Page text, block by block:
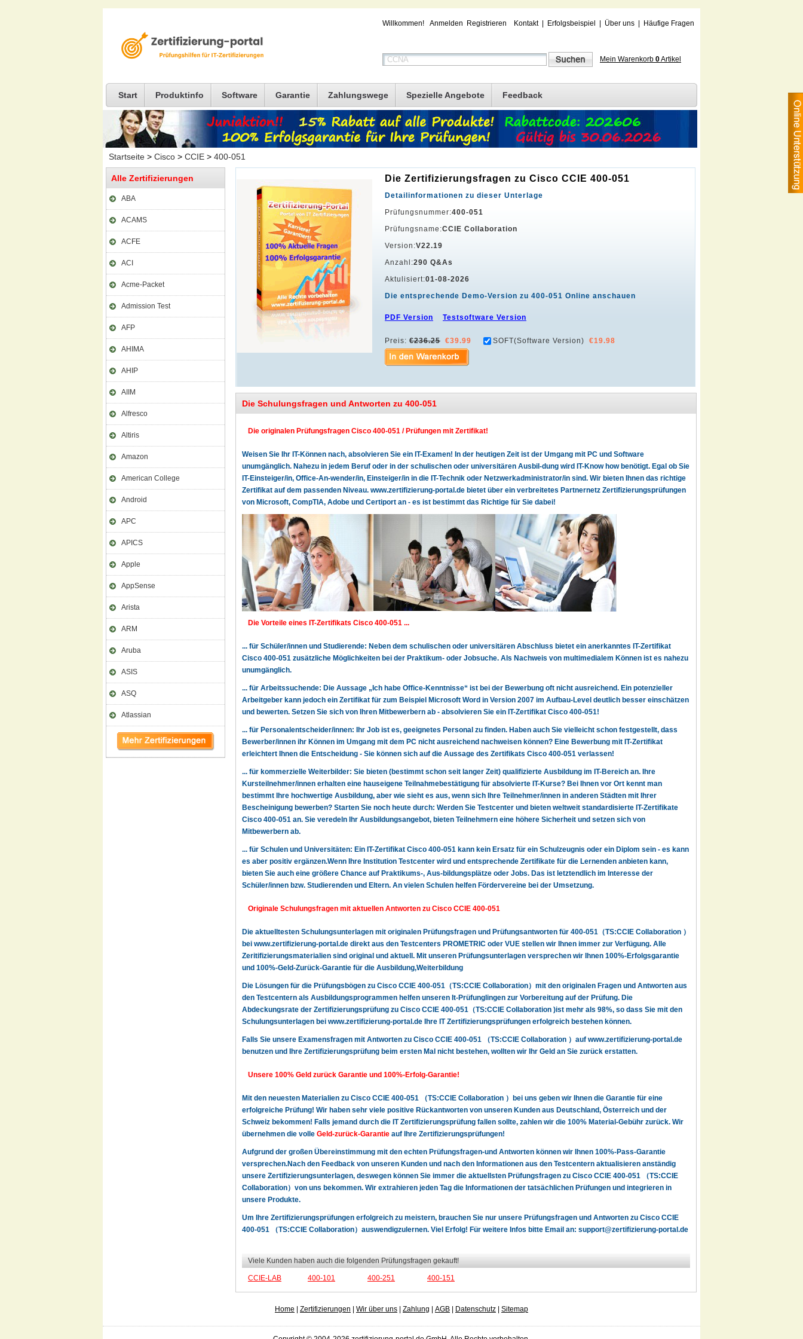
Willkommen! Anmelden Registrieren Kontakt| Erfolgsbeispiel Über uns Häufige Fragen
Mein Warenkorb 0Artikel
Start Produktinfo Software Garantie Zahlungswege Spezielle Angebote Feedback
Startseite > Cisco > CCIE > 400-051
Alle Zertifizierungen
ABA
ACAMS
ACFE
ACI
Acme-Packet
Admission Test
AFP
AHIMA
AHIP
AIIM
Alfresco
Altiris
Amazon
American College
Android
APC
APICS
Apple
AppSense
Arista
ARM
Aruba
ASIS
ASQ
Atlassian
Die Zertifizierungsfragen zu Cisco CCIE 400-051
Detailinformationen zu dieser Unterlage
Prüfungsnummer:400-051
Prüfungsname:CCIE Collaboration
Version:V22.19
Anzahl:290 Q&As
Aktulisiert:01-08-2026
Die entsprechende Demo-Version zu 400-051 Online anschauen
PDF Version Testsoftware Version
Preis: €236.25 €39.99 SOFT(Software Version) €19.98
Die Schulungsfragen und Antworten zu 400-051
Die originalen Prüfungsfragen Cisco 400-051 / Prüfungen mit Zertifikat!
Weisen Sie Ihr IT-Können nach, absolvieren Sie ein IT-Examen! In der heutigen Zeit ist der Umgang mit PC und Software
unumgänglich. Nahezu in jedem Beruf oder in der schulischen oder universitären Ausbil-dung wird IT-Know how benötigt. Egal ob Sie
IT-Einsteiger/in, Office-An-wender/in, Einsteiger/in in die IT-Technik oder Netzwerkadministrator/in sind. Wir bieten Ihnen das richtige
Zertifikat auf dem passenden Niveau. www.zertifizierung-portal.de bietet über ein verbreitetes Partnernetz Zertifizierungsprüfungen
von Microsoft, CompTIA, Adobe und Certiport an - es ist bestimmt das Richtige für Sie dabei!
Die Vorteile eines IT-Zertifikats Cisco 400-051 ...
... für Schüler/innen und Studierende: Neben dem schulischen oder universitären Abschluss bietet ein anerkanntes IT-Zertifikat
Cisco 400-051 zusätzliche Möglichkeiten bei der Praktikum- oder Jobsuche. Als Nachweis von multimedialem Können ist es nahezu
unumgänglich.
... für Arbeitssuchende: Die Aussage „Ich habe Office-Kenntnisse“ ist bei der Bewerbung oft nicht ausreichend. Ein potenzieller
Arbeitgeber kann jedoch ein Zertifikat für zum Beispiel Microsoft Word in Version 2007 im Aufbau-Level deutlich besser einschätzen
und bewerten. Setzen Sie sich von Ihren Mitbewerbern ab - absolvieren Sie ein IT-Zertifikat Cisco 400-051!
... für Personalentscheider/innen: Ihr Job ist es, geeignetes Personal zu finden. Haben auch Sie vielleicht schon festgestellt, dass
Bewerber/innen ihr Können im Umgang mit dem PC nicht ausreichend nachweisen können? Eine Bewerbung mit IT-Zertifikat
erleichtert Ihnen die Entscheidung - Sie können sich auf die Aussage des Zertifikats Cisco 400-051 verlassen!
... für kommerzielle Weiterbilder: Sie bieten (bestimmt schon seit langer Zeit) qualifizierte Ausbildung im IT-Bereich an. Ihre
Kursteilnehmer/innen erhalten eine hauseigene Teilnahmebestätigung für absolvierte IT-Kurse? Bei Ihnen vor Ort kennt man
bestimmt Ihre hochwertige Ausbildung, aber wie sieht es aus, wenn sich Ihre Teilnehmer/innen in anderen Städten mit Ihrer
Bescheinigung bewerben? Starten Sie noch heute durch: Werden Sie Testcenter und bieten weltweit standardisierte IT-Zertifikate
Cisco 400-051 an. Sie veredeln Ihr Ausbildungsangebot, bieten Teilnehmern eine höhere Sicherheit und setzen sich von
Mitbewerbern ab.
... für Schulen und Universitäten: Ein IT-Zertifikat Cisco 400-051 kann kein Ersatz für ein Schulzeugnis oder ein Diplom sein - es kann
es aber positiv ergänzen.Wenn Ihre Institution Testcenter wird und entsprechende Zertifikate für die Lernenden anbieten kann,
bieten Sie auch eine größere Chance auf Praktikums-, Aus-bildungsplätze oder Jobs. Das ist letztendlich im Interesse der
Schüler/innen bzw. Studierenden und Eltern. An vielen Schulen helfen Fördervereine bei der Umsetzung.
Originale Schulungsfragen mit aktuellen Antworten zu Cisco CCIE 400-051
Die aktuelltesten Schulungsunterlagen mit originalen Prüfungsfragen und Prüfungsantworten für 400-051（TS:CCIE Collaboration ）
bei www.zertifizierung-portal.de direkt aus den Testcenters PROMETRIC oder VUE stellen wir Ihnen immer zur Verfügung. Alle
Zeritifizierungsmaterialien sind original und aktuell. Mit unseren Prüfungsunterlagen versprechen wir Ihnen 100%-Erfolgsgarantie
und 100%-Geld-Zurück-Garantie für die Ausbildung,Weiterbildung
Die Lösungen für die Prüfungsbögen zu Cisco CCIE 400-051（TS:CCIE Collaboration）mit den originalen Fragen und Antworten aus
den Testcentern als Ausbildungsprogrammen helfen unseren It-Prüfunglingen zur Vorbereitung auf der Prüfung. Die
Abdeckungsrate der Zertifizierungsprüfung zu Cisco CCIE 400-051（TS:CCIE Collaboration )ist mehr als 98%, so dass Sie mit den
Schulungsunterlagen bei www.zertifizierung-portal.de Ihre IT Zertifizierungsprüfungen erfolgreich bestehen können.
Falls Sie unsere Examensfragen mit Antworten zu Cisco CCIE 400-051 （TS:CCIE Collaboration ）auf www.zertifizierung-portal.de
benutzen und Ihre Zertifizierungsprüfung beim ersten Mal nicht bestehen, wollten wir Ihr Geld an Sie zurück erstatten.
Unsere 100% Geld zurück Garantie und 100%-Erfolg-Garantie!
Mit den neuesten Materialien zu Cisco CCIE 400-051 （TS:CCIE Collaboration ）bei uns geben wir Ihnen die Garantie für eine
erfolgreiche Prüfung! Wir haben sehr viele positive Rückantworten von unseren Kunden aus Deutschland, Österreich und der
Schweiz bekommen! Falls jemand durch die IT Zertifizierungsprüfung fallen sollte, zahlen wir die 100% Material-Gebühr zurück. Wir
übernehmen die volle Geld-zurück-Garantie auf Ihre Zertifizierungsprüfungen!
Aufgrund der großen Übereinstimmung mit den echten Prüfungsfragen-und Antworten können wir Ihnen 100%-Pass-Garantie
versprechen.Nach den Feedback von unseren Kunden und nach den Informationen aus den Testcentern aktualisieren anständig
unsere Zertifizierungsunterlagen, deswegen können Sie immer die aktuellsten Prüfungsfragen zu Cisco CCIE 400-051 （TS:CCIE
Collaboration）von uns bekommen. Wir extrahieren jeden Tag die Informationen der tatsächlichen Prüfungen und integrieren in
unsere Produkte.
Um Ihre Zertifizierungsprüfungen erfolgreich zu meistern, brauchen Sie nur unsere Prüfungsfragen und Antworten zu Cisco CCIE
400-051 （TS:CCIE Collaboration）auswendigzulernen. Viel Erfolg! Für weitere Infos bitte Email an: support@zertifizierung-portal.de
Viele Kunden haben auch die folgenden Prüfungsfragen gekauft!
CCIE-LAB 400-101 400-251 400-151
Home Zertifizierungen Wir über uns Zahlung AGB Datenschutz Sitemap